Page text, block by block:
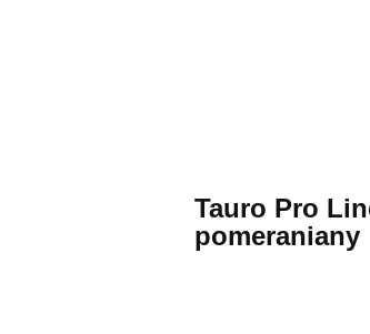
Tauro Pro
pomeraniany